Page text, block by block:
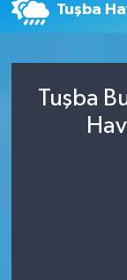
Tuşba
Tuşba
DÜNYA
EĞİTİM
EKONOMİ
Namaz
Trafik
Süper Lig
Son